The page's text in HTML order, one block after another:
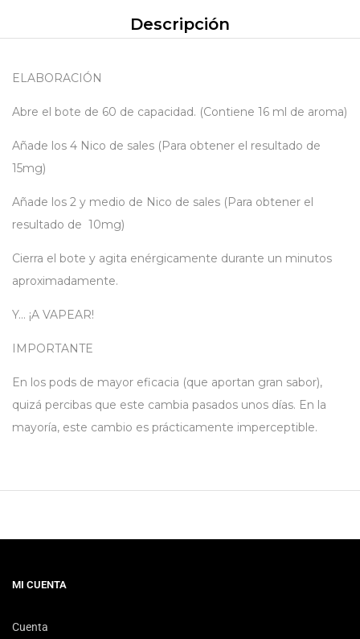
Descripción
ELABORACIÓN
Abre el bote de 60 de capacidad. (Contiene 16 ml de aroma)
Añade los 4 Nico de sales (Para obtener el resultado de
15mg)
Añade los 2 y medio de Nico de sales (Para obtener el
resultado de 10mg)
Cierra el bote y agita enérgicamente durante un minutos
aproximadamente.
Y… ¡A VAPEAR!
IMPORTANTE
En los pods de mayor eficacia (que aportan gran sabor),
quizá percibas que este cambia pasados unos días. En la
mayoría, este cambio es prácticamente imperceptible.
MI CUENTA
Cuenta